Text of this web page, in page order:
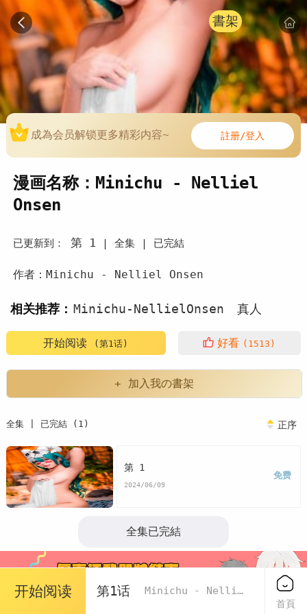
書架
成為会员解锁更多精彩内容~ 註册/登入
漫画名称：Minichu - Nelliel
Onsen
已更新到： 第 1 | 全集 | 已完結
作者：Minichu - Nelliel Onsen
相关推荐： Minichu-NellielOnsen 真人
开始阅读 (第1话) 好看 (1513)
+ 加入我の書架
全集 | 已完結 (1) 正序
第 1
2024/06/09
免费
全集已完結
开始阅读 第1话 Minichu - Nelliel Onsen
首頁